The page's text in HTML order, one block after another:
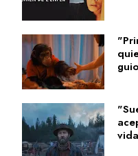
vida